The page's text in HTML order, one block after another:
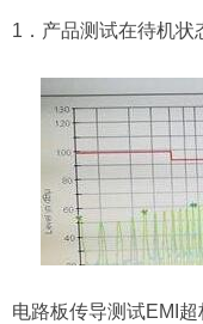
1．产品测试在待机状
电路板传导测试EMI